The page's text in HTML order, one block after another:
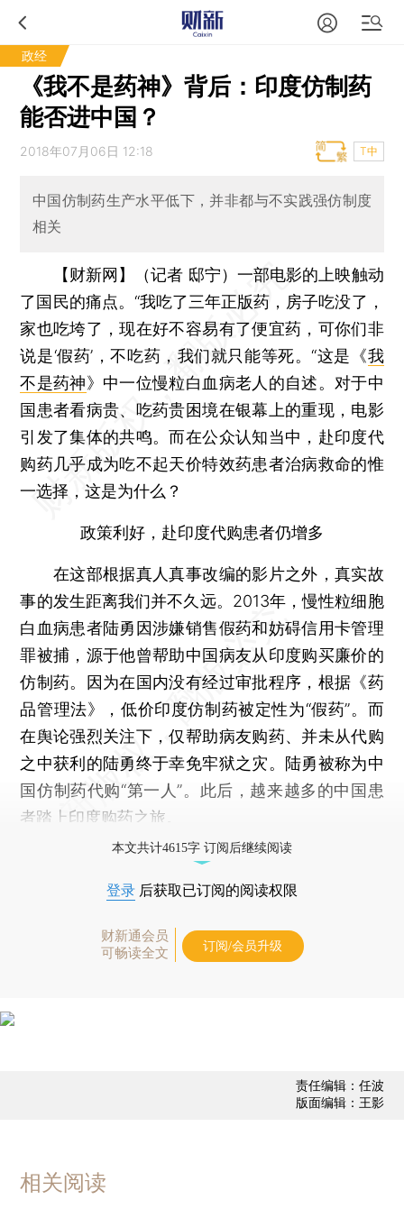
政经
《我不是药神》背后：印度仿制药
能否进中国？
2018年07月06日 12:18 T中
中国仿制药生产水平低下，并非都与不实践强仿制度
相关
【财新网】（记者 邸宁） 一部电影的上映触动
了国民的痛点。“我吃了三年正版药，房子吃没了，
家也吃垮了，现在好不容易有了便宜药，可你们非
说是‘假药’，不吃药，我们就只能等死。“这是《我
不是药神》中一位慢粒白血病老人的自述。对于中
国患者看病贵、吃药贵困境在银幕上的重现，电影
引发了集体的共鸣。而在公众认知当中，赴印度代
购药几乎成为吃不起天价特效药患者治病救命的惟
一选择，这是为什么？
政策利好，赴印度代购患者仍增多
在这部根据真人真事改编的影片之外，真实故
事的发生距离我们并不久远。2013年，慢性粒细胞
白血病患者陆勇因涉嫌销售假药和妨碍信用卡管理
罪被捕，源于他曾帮助中国病友从印度购买廉价的
仿制药。因为在国内没有经过审批程序，根据《药
品管理法》，低价印度仿制药被定性为“假药”。而
在舆论强烈关注下，仅帮助病友购药、并未从代购
之中获利的陆勇终于幸免牢狱之灾。陆勇被称为中
国仿制药代购“第一人”。此后，越来越多的中国患
者踏上印度购药之旅。
本文共计4615字 订阅后继续阅读
登录 后获取已订阅的阅读权限
财新通会员
可畅读全文
订阅/会员升级
责任编辑：任波
版面编辑：王影
相关阅读